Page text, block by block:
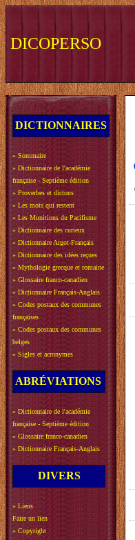
DICOPERSO
DICTIONNAIRES
» Sommaire
» Dictionnaire de l'académie
française - Septième édition
» Proverbes et dictons
» Les mots qui restent
» Les Munitions du Pacifisme
» Dictionnaire des curieux
» Dictionnaire Argot-Français
» Dictionnaire des idées reçues
» Mythologie grecque et romaine
» Glossaire franco-canadien
» Dictionnaire Français-Anglais
» Codes postaux des communes
françaises
» Codes postaux des communes
belges
» Sigles et acronymes
ABRÉVIATIONS
» Dictionnaire de l'académie
française - Septième édition
» Glossaire franco-canadien
» Dictionnaire Français-Anglais
DIVERS
» Liens
Faire un lien
» Copyright